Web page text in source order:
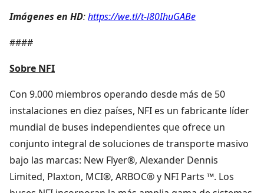
Imágenes en HD:https://we.tl/t-l80IhuGABe
####
Sobre NFI
Con 9.000 miembros operando desde más de 50
instalaciones en diez países, NFI es un fabricante líder
mundial de buses independientes que ofrece un
conjunto integral de soluciones de transporte masivo
bajo las marcas: New Flyer®, Alexander Dennis
Limited, Plaxton, MCI®, ARBOC® y NFI Parts ™. Los